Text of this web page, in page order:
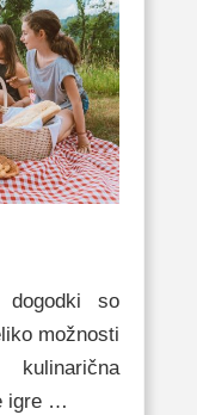
dogodki so
možnosti
igre …